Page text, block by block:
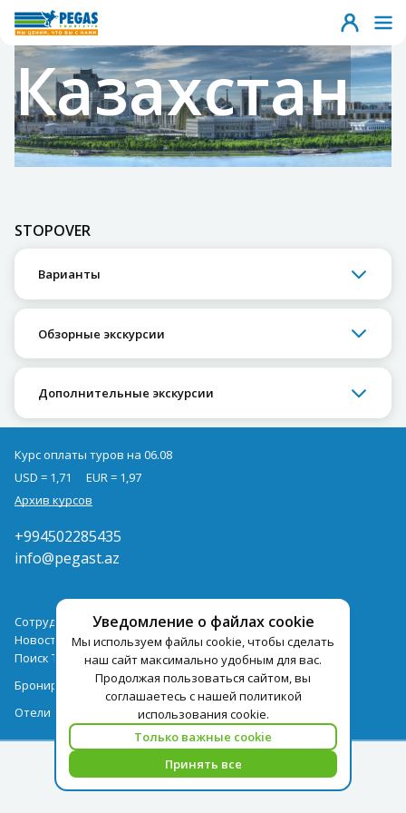
Казахстан
STOPOVER
Варианты
Обзорные экскурсии
Дополнительные экскурсии
Уведомление о файлах cookie
Мы используем файлы cookie, чтобы сделать
наш сайт максимально удобным для вас.
Продолжая пользоваться сайтом, вы
соглашаетесь с нашей политикой
использования cookie.
Только важные cookie
Принять все
Курс оплаты туров на 06.08
USD = 1,71
EUR = 1,97
Архив курсов
+994502285435
info@pegast.az
Сотрудничество
Новости
Поиск Тура
Бронирование Отелей
Отели